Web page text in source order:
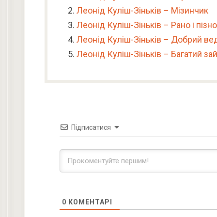
Леонід Куліш-Зіньків – Мізинчик
Леонід Куліш-Зіньків – Рано і пізно
Леонід Куліш-Зіньків – Добрий
Леонід Куліш-Зіньків – Багатий
Підписатися
0 КОМЕНТАРІ